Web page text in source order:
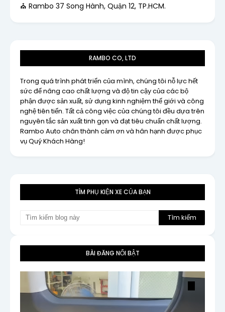
⛪ Rambo 37 Song Hành, Quận 12, TP.HCM.
RAMBO CO, LTD
Trong quá trình phát triển của mình, chúng tôi nỗ lực hết
sức để nâng cao chất lượng và độ tin cậy của các bộ
phận được sản xuất, sử dụng kinh nghiệm thế giới và công
nghệ tiên tiến. Tất cả công việc của chúng tôi đều dựa trên
nguyên tắc sản xuất tinh gọn và đạt tiêu chuẩn chất lượng.
Rambo Auto chân thành cảm ơn và hân hạnh được phục
vụ Quý Khách Hàng!
TÌM PHỤ KIỆN XE CỦA BẠN
BÀI ĐĂNG NỔI BẬT